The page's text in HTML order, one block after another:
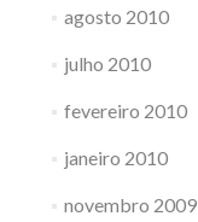
agosto 2010
julho 2010
fevereiro 2010
janeiro 2010
novembro 2009